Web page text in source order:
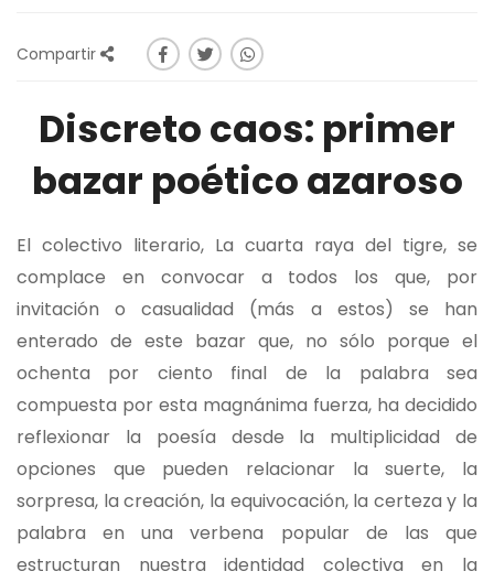
Compartir
Discreto caos: primer
bazar poético azaroso
El colectivo literario, La cuarta raya del tigre, se
complace en convocar a todos los que, por
invitación o casualidad (más a estos) se han
enterado de este bazar que, no sólo porque el
ochenta por ciento final de la palabra sea
compuesta por esta magnánima fuerza, ha decidido
reflexionar la poesía desde la multiplicidad de
opciones que pueden relacionar la suerte, la
sorpresa, la creación, la equivocación, la certeza y la
palabra en una verbena popular de las que
estructuran nuestra identidad colectiva en la